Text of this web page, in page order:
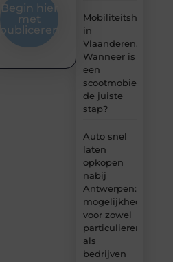
in
Vlaanderen.
Wanneer is
een
scootmobiel
de juiste
stap?
Auto snel
laten
opkopen
nabij
Antwerpen:
mogelijkheden
voor zowel
particulieren
als
bedrijven
Begin hier
met
publiceren